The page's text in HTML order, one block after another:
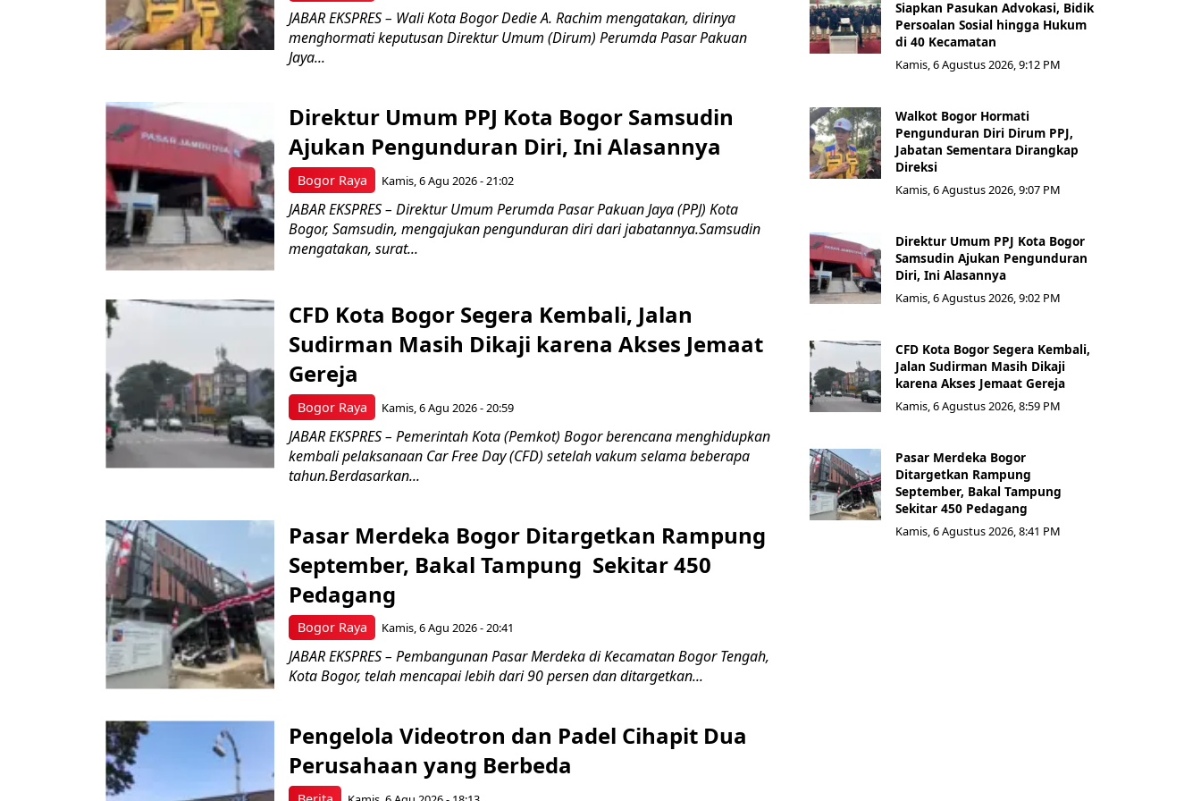
JABAR EKSPRES – Wali Kota Bogor Dedie A. Rachim mengatakan, dirinya
menghormati keputusan Direktur Umum (Dirum) Perumda Pasar Pakuan
Jaya...
Bogor Raya
Direktur Umum PPJ Kota Bogor Samsudin
Ajukan Pengunduran Diri, Ini Alasannya
Kamis, 6 Agu 2026 - 21:02
JABAR EKSPRES – Direktur Umum Perumda Pasar Pakuan Jaya (PPJ) Kota
Bogor, Samsudin, mengajukan pengunduran diri dari jabatannya.Samsudin
mengatakan, surat...
Bogor Raya
CFD Kota Bogor Segera Kembali, Jalan
Sudirman Masih Dikaji karena Akses Jemaat
Gereja
Kamis, 6 Agu 2026 - 20:59
JABAR EKSPRES – Pemerintah Kota (Pemkot) Bogor berencana menghidupkan
kembali pelaksanaan Car Free Day (CFD) setelah vakum selama beberapa
tahun.Berdasarkan...
Bogor Raya
Pasar Merdeka Bogor Ditargetkan Rampung
September, Bakal Tampung Sekitar 450
Pedagang
Kamis, 6 Agu 2026 - 20:41
JABAR EKSPRES – Pembangunan Pasar Merdeka di Kecamatan Bogor Tengah,
Kota Bogor, telah mencapai lebih dari 90 persen dan ditargetkan...
Pengelola Videotron dan Padel Cihapit Dua
Perusahaan yang Berbeda
Siapkan Pasukan Advokasi, Bidik
Persoalan Sosial hingga Hukum
di 40 Kecamatan
Kamis, 6 Agustus 2026, 9:12 PM
Walkot Bogor Hormati
Pengunduran Diri Dirum PPJ,
Jabatan Sementara Dirangkap
Direksi
Kamis, 6 Agustus 2026, 9:07 PM
Direktur Umum PPJ Kota Bogor
Samsudin Ajukan Pengunduran
Diri, Ini Alasannya
Kamis, 6 Agustus 2026, 9:02 PM
CFD Kota Bogor Segera Kembali,
Jalan Sudirman Masih Dikaji
karena Akses Jemaat Gereja
Kamis, 6 Agustus 2026, 8:59 PM
Pasar Merdeka Bogor
Ditargetkan Rampung
September, Bakal Tampung
Sekitar 450 Pedagang
Kamis, 6 Agustus 2026, 8:41 PM